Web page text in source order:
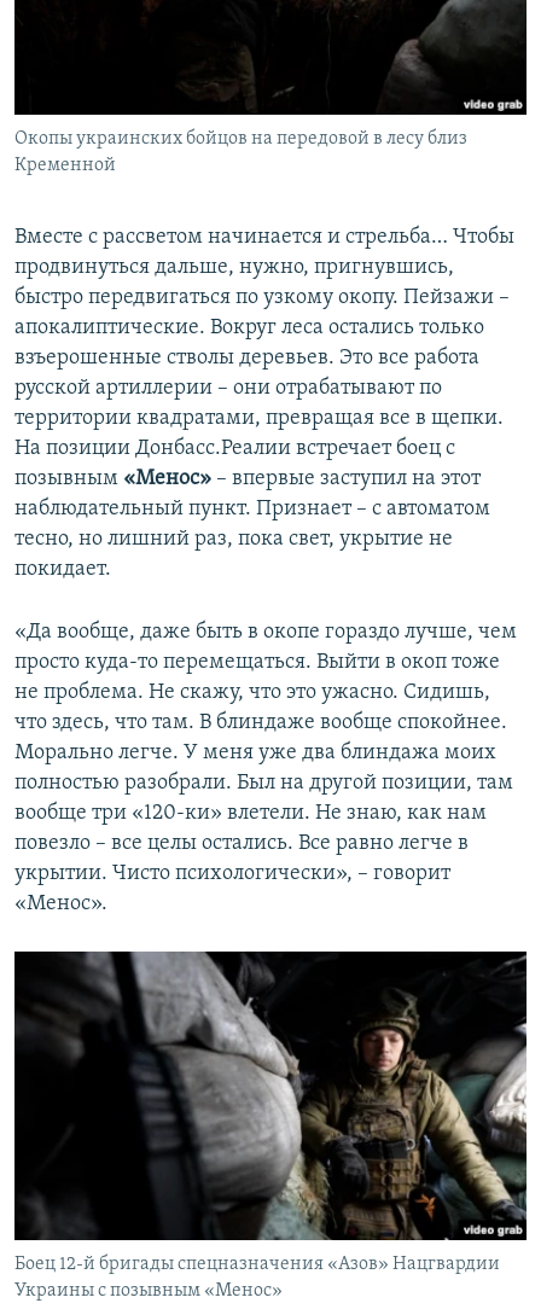
Окопы украинских бойцов на передовой в лесу близ
Кременной
Вместе с рассветом начинается и стрельба… Чтобы
продвинуться дальше, нужно, пригнувшись,
быстро передвигаться по узкому окопу. Пейзажи –
апокалиптические. Вокруг леса остались только
взъерошенные стволы деревьев. Это все работа
русской артиллерии – они отрабатывают по
территории квадратами, превращая все в щепки.
На позиции Донбасс.Реалии встречает боец с
позывным «Менос» – впервые заступил на этот
наблюдательный пункт. Признает – с автоматом
тесно, но лишний раз, пока свет, укрытие не
покидает.
«Да вообще, даже быть в окопе гораздо лучше, чем
просто куда-то перемещаться. Выйти в окоп тоже
не проблема. Не скажу, что это ужасно. Сидишь,
что здесь, что там. В блиндаже вообще спокойнее.
Морально легче. У меня уже два блиндажа моих
полностью разобрали. Был на другой позиции, там
вообще три «120-ки» влетели. Не знаю, как нам
повезло – все целы остались. Все равно легче в
укрытии. Чисто психологически», – говорит
«Менос».
Боец 12-й бригады спецназначения «Азов» Нацгвардии
Украины с позывным «Менос»